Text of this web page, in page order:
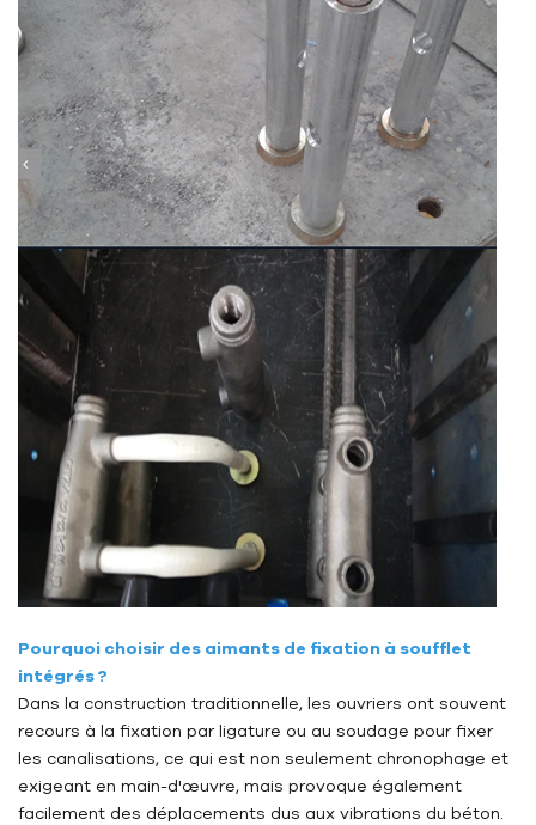
Pourquoi choisir des aimants de fixation à soufflet
intégrés ?
Dans la construction traditionnelle, les ouvriers ont souvent
recours à la fixation par ligature ou au soudage pour fixer
les canalisations, ce qui est non seulement chronophage et
exigeant en main-d'œuvre, mais provoque également
facilement des déplacements dus aux vibrations du béton.